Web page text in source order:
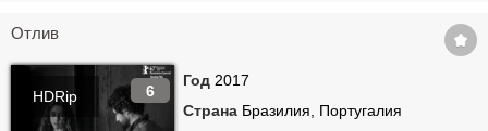
Отлив
6
HDRip
Год 2017
Страна Бразилия, Португалия